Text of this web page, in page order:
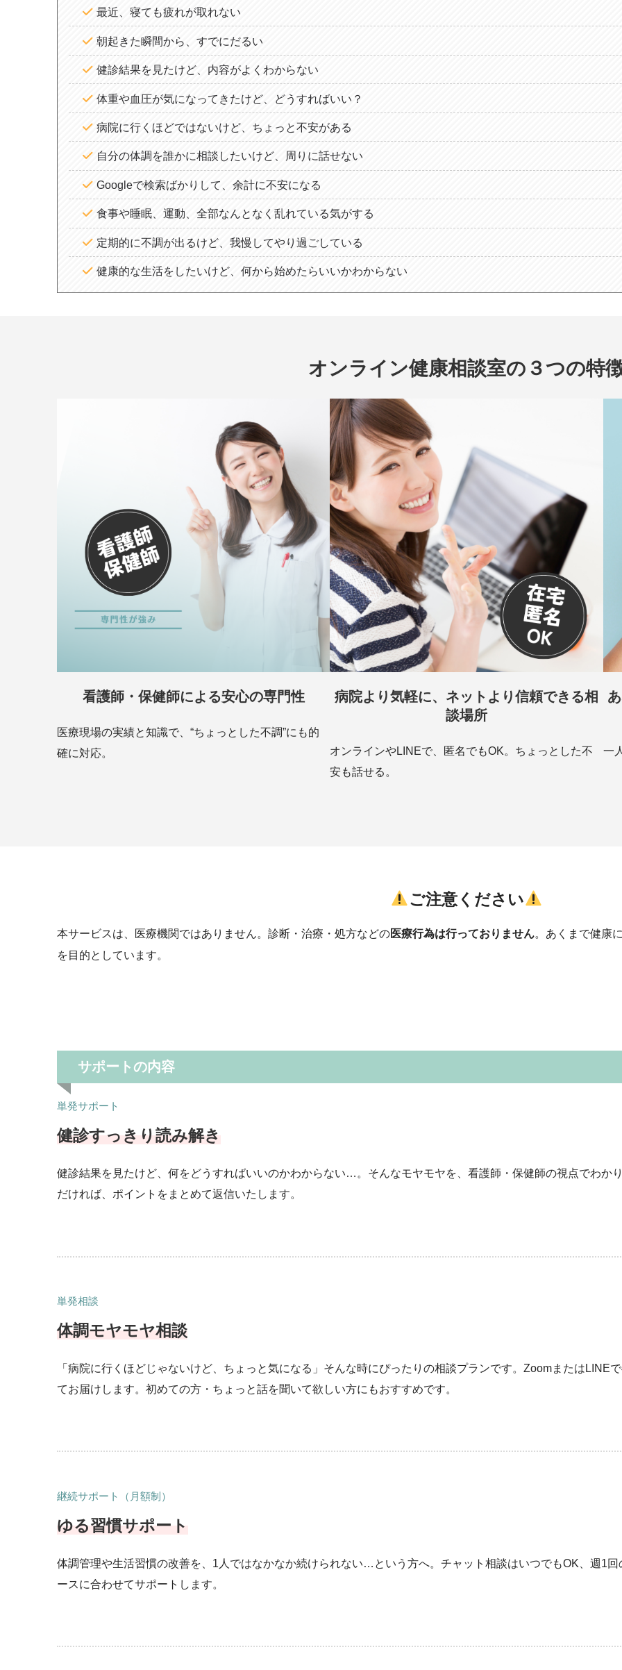
最近、寝ても疲れが取れない
朝起きた瞬間から、すでにだるい
健診結果を見たけど、内容がよくわからない
体重や血圧が気になってきたけど、どうすればいい？
病院に行くほどではないけど、ちょっと不安がある
自分の体調を誰かに相談したいけど、周りに話せない
Googleで検索ばかりして、余計に不安になる
食事や睡眠、運動、全部なんとなく乱れている気がする
定期的に不調が出るけど、我慢してやり過ごしている
健康的な生活をしたいけど、何から始めたらいいかわからない
オンライン健康相談室の３つの特
看護師・保健師による安心の専門性
医療現場の実績と知識で、“ちょっとした不調”にも的
確に対応。
病院より気軽に、ネットより信頼できる相
談場所
オンラインやLINEで、匿名でもOK。ちょっとした不
安も話せる。
一
ご注意ください
本サービスは、医療機関ではありません。診断・治療・処方などの医療行為は行っておりません。あくまで健康
を目的としています。
サポートの内容
単発サポート
健診すっきり読み解き
健診結果を見たけど、何をどうすればいいのかわからない…。そんなモヤモヤを、看護師・保健師の視点でわか
だければ、ポイントをまとめて返信いたします。
単発相談
体調モヤモヤ相談
「病院に行くほどじゃないけど、ちょっと気になる」そんな時にぴったりの相談プランです。ZoomまたはLINE
てお届けします。初めての方・ちょっと話を聞いて欲しい方にもおすすめです。
継続サポート（月額制）
ゆる習慣サポート
体調管理や生活習慣の改善を、1人ではなかなか続けられない…という方へ。チャット相談はいつでもOK、週1
ースに合わせてサポートします。